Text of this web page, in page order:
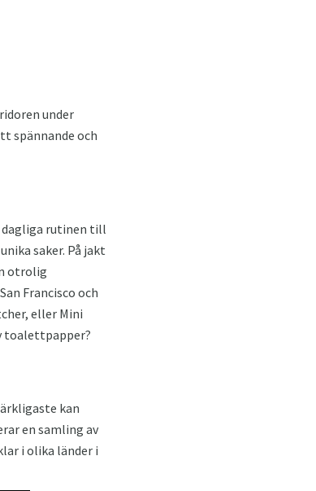
under
spännande och
dagliga rutinen till
saker. På jakt
otrolig
Francisco och
eller Mini
toalettpapper?
kan
en samling av
i olika länder i